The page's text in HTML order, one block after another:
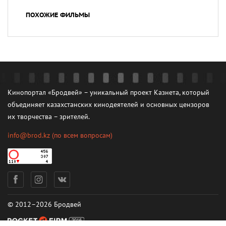
ПОХОЖИЕ ФИЛЬМЫ
Кинопортал «Бродвей» – уникальный проект Казнета, который
объединяет казахстанских кинодеятелей и основных цензоров
их творчества – зрителей.
info@brod.kz (по всем вопросам)
© 2012–2026 Бродвей